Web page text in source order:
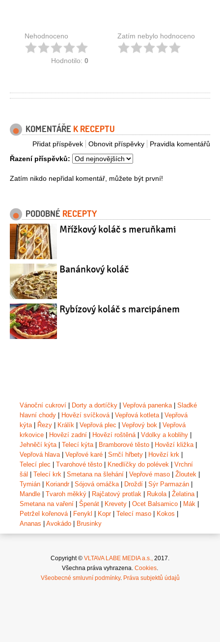
Nehodnoceno
Hodnotilo: 0
Zatím nebylo hodnoceno
KOMENTÁŘE K RECEPTU
Pravidla komentářů
Obnovit příspěvky
Přidat příspěvek
Řazení příspěvků:
Zatím nikdo nepřidal komentář, můžete být první!
PODOBNÉ RECEPTY
Mřížkový koláč s meruňkami
Banánkový koláč
Rybízový koláč s marcipánem
Vánoční cukroví Dorty a dortíčky Vepřová panenka| Sladké
hlavní chody
Hovězí svíčková| Vepřová kotleta| Vepřová
kýta| Řezy Králík Vepřová plec Vepřový bok
Vepřová
krkovice
Hovězí zadní Hovězí roštěná| Vdolky a koblihy
Jehněčí kýta| Telecí kýta| Bramborové těsto Hovězí kližka|
Vepřová hlava| Vepřové karé Srnčí hřbety Hovězí krk
Telecí plec
Tvarohové těsto Knedlíčky do polévek
Vrchní
šál
Telecí krk Smetana na šlehání Vepřové maso Žloutek
Tymián
Koriandr| Sójová omáčka| Droždí Sýr Parmazán
Mandle
Tvaroh měkký Rajčatový protlak Rukola| Želatina|
Smetana na vaření
Špenát Krevety Ocet Balsamico Mák
Petržel kořenová| Fenykl Kopr| Telecí maso Kokos
Ananas
Avokádo Brusinky
Copyright © VLTAVA LABE MEDIA a.s., 2017.
Všechna práva vyhrazena. Cookies.
Všeobecné smluvní podmínky. Práva subjektů údajů